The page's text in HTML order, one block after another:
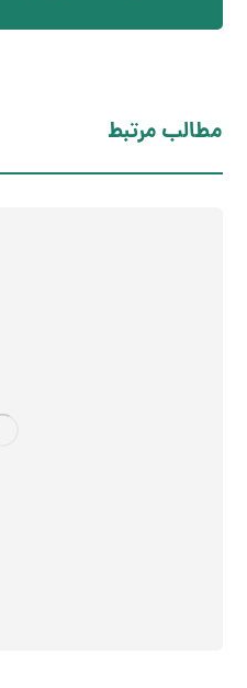
مطالب مرتبط